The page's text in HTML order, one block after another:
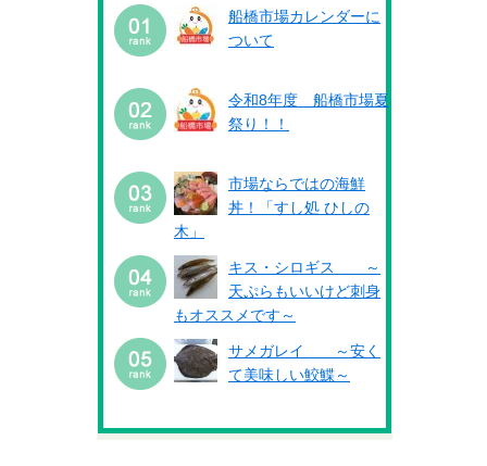
船橋市場カレンダーに
ついて
令和8年度 船橋市場夏
祭り！！
市場ならではの海鮮
丼！「すし処 ひしの
木」
キス・シロギス ～
天ぷらもいいけど刺身
もオススメです～
サメガレイ ～安く
て美味しい鮫鰈～